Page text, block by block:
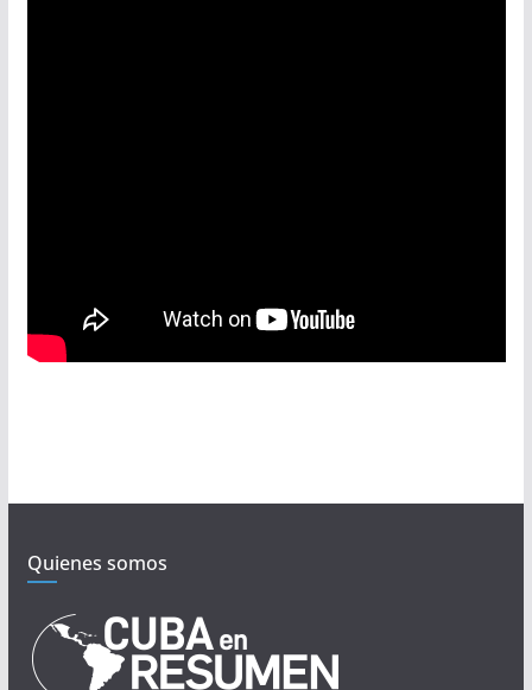
Quienes somos